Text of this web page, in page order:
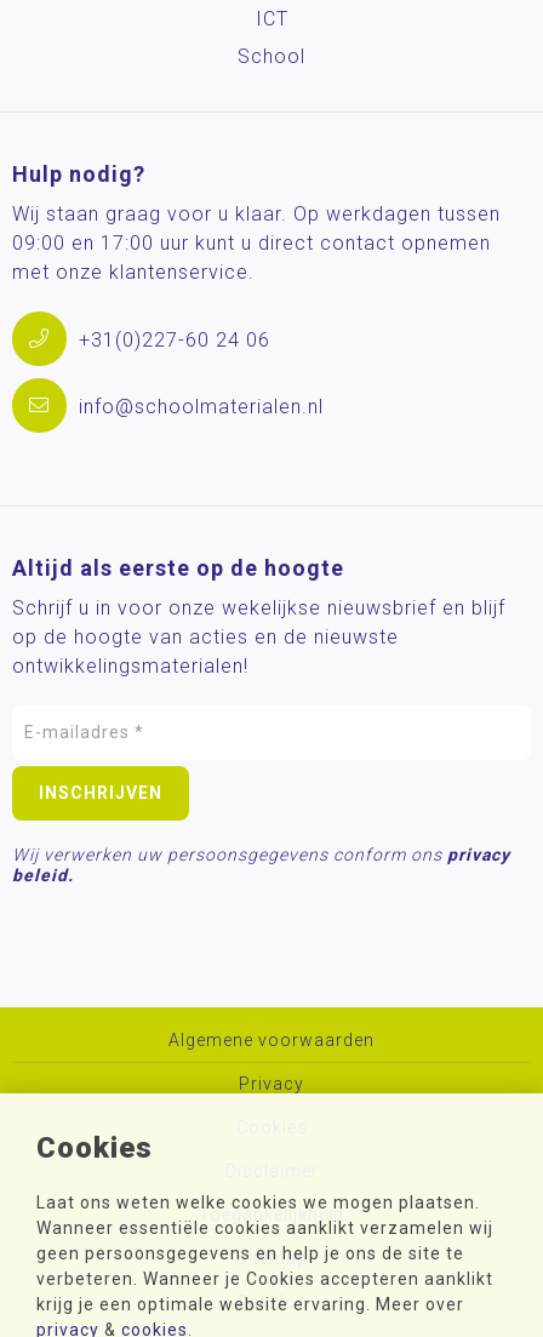
Cookies
Laat ons weten welke cookies we mogen plaatsen.
Wanneer essentiële cookies aanklikt verzamelen wij
geen persoonsgegevens en help je ons de site te
verbeteren. Wanneer je Cookies accepteren aanklikt
krijg je een optimale website ervaring. Meer over
privacy & cookies
ICT
School
Hulp nodig?
Wij staan graag voor u klaar. Op werkdagen tussen
09:00 en 17:00 uur kunt u direct contact opnemen
met onze klantenservice.
+31(0)227-60 24 06
info@schoolmaterialen.nl
Altijd als eerste op de hoogte
Schrijf u in voor onze wekelijkse nieuwsbrief en blijf
op de hoogte van acties en de nieuwste
ontwikkelingsmaterialen!
Wij verwerken uw persoonsgegevens conform ons privacy
beleid.
Algemene voorwaarden
Privacy
Toegankelijkheid
Sitemap
Colofon